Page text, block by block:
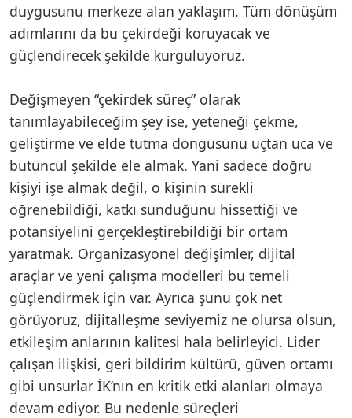
duygusunu merkeze alan yaklaşım. Tüm dönüşüm
adımlarını da bu çekirdeği koruyacak ve
güçlendirecek şekilde kurguluyoruz.
Değişmeyen “çekirdek süreç” olarak
tanımlayabileceğim şey ise, yeteneği çekme,
geliştirme ve elde tutma döngüsünü uçtan uca ve
bütüncül şekilde ele almak. Yani sadece doğru
kişiyi işe almak değil, o kişinin sürekli
öğrenebildiği, katkı sunduğunu hissettiği ve
potansiyelini gerçekleştirebildiği bir ortam
yaratmak. Organizasyonel değişimler, dijital
araçlar ve yeni çalışma modelleri bu temeli
güçlendirmek için var. Ayrıca şunu çok net
görüyoruz, dijitalleşme seviyemiz ne olursa olsun,
etkileşim anlarının kalitesi hala belirleyici. Lider
çalışan ilişkisi, geri bildirim kültürü, güven ortamı
gibi unsurlar İK’nın en kritik etki alanları olmaya
devam ediyor. Bu nedenle süreçleri